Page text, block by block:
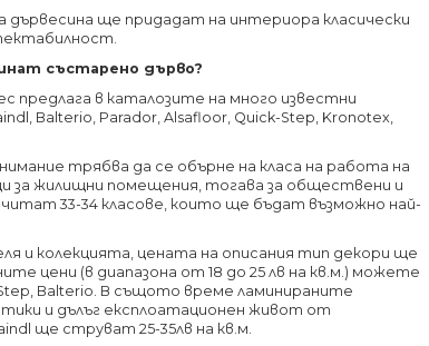
ще придадат на интериора класически
състарено дърво?
предлага в каталозите на много известни
Balterio, Parador, Alsafloor, Quick-Step, Kronotex,
трябва да се обърне на класа на работа на
за жилищни помещения, тогава за обществени и
33-34 класове, които ще бъдат възможно най-
и колекцията, цената на описания тип декори ще
цени (в диапазона от 18 до 25 лв на кв.м.) можете
Balterio. В същото време ламинираните
и дълъг експлоатационен живот от
ще струват 25-35лв на кв.м.